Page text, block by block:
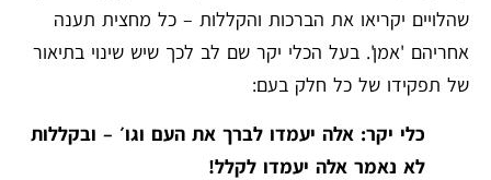
שהלויים יקריאו את הברכות והקללות – כל מחצית תענה
אחריהם 'אמן'. בעל הכלי יקר שם לב לכך שיש שינוי בתיאור
של תפקידו של כל חלק בעם:
כלי יקר: אלה יעמדו לברך את העם וגו׳ – ובקללות
לא נאמר אלה יעמדו לקלל!